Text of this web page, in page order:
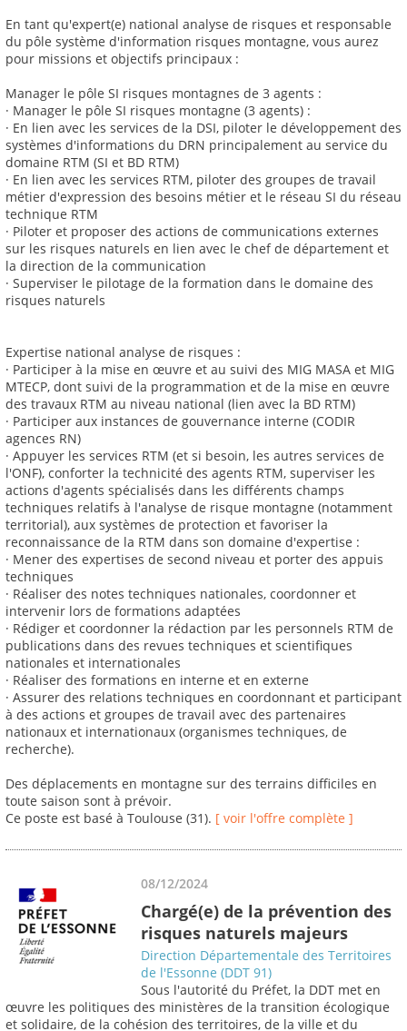
En tant qu'expert(e) national analyse de risques et responsable
du pôle système d'information risques montagne, vous aurez
pour missions et objectifs principaux :
Manager le pôle SI risques montagnes de 3 agents :
· Manager le pôle SI risques montagne (3 agents) :
· En lien avec les services de la DSI, piloter le développement des
systèmes d'informations du DRN principalement au service du
domaine RTM (SI et BD RTM)
· En lien avec les services RTM, piloter des groupes de travail
métier d'expression des besoins métier et le réseau SI du réseau
technique RTM
· Piloter et proposer des actions de communications externes
sur les risques naturels en lien avec le chef de département et
la direction de la communication
· Superviser le pilotage de la formation dans le domaine des
risques naturels
Expertise national analyse de risques :
· Participer à la mise en œuvre et au suivi des MIG MASA et MIG
MTECP, dont suivi de la programmation et de la mise en œuvre
des travaux RTM au niveau national (lien avec la BD RTM)
· Participer aux instances de gouvernance interne (CODIR
agences RN)
· Appuyer les services RTM (et si besoin, les autres services de
l'ONF), conforter la technicité des agents RTM, superviser les
actions d'agents spécialisés dans les différents champs
techniques relatifs à l'analyse de risque montagne (notamment
territorial), aux systèmes de protection et favoriser la
reconnaissance de la RTM dans son domaine d'expertise :
· Mener des expertises de second niveau et porter des appuis
techniques
· Réaliser des notes techniques nationales, coordonner et
intervenir lors de formations adaptées
· Rédiger et coordonner la rédaction par les personnels RTM de
publications dans des revues techniques et scientifiques
nationales et internationales
· Réaliser des formations en interne et en externe
· Assurer des relations techniques en coordonnant et participant
à des actions et groupes de travail avec des partenaires
nationaux et internationaux (organismes techniques, de
recherche).
Des déplacements en montagne sur des terrains difficiles en
toute saison sont à prévoir.
Ce poste est basé à Toulouse (31). [ voir l'offre complète ]
08/12/2024
Chargé(e) de la prévention des
risques naturels majeurs
Direction Départementale des Territoires
de l'Essonne (DDT 91)
Sous l'autorité du Préfet, la DDT met en
œuvre les politiques des ministères de la transition écologique
et solidaire, de la cohésion des territoires, de la ville et du